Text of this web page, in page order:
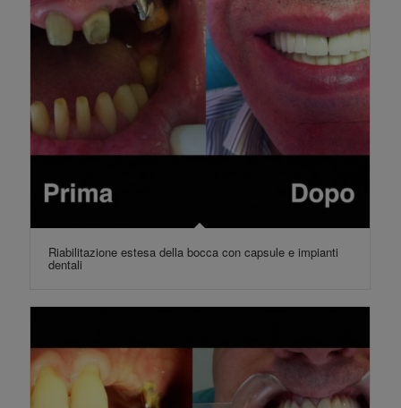
Riabilitazione estesa della bocca con capsule e impianti
dentali